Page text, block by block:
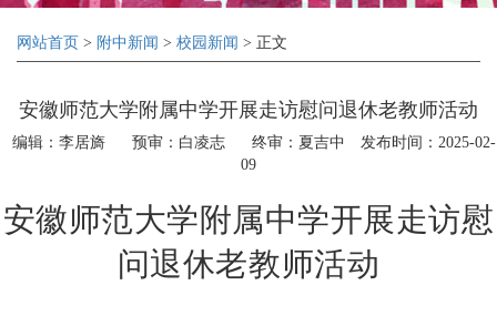
网站首页 > 附中新闻 > 校园新闻 > 正文
安徽师范大学附属中学开展走访慰问退休老教师活动
编辑：李居旖 预审：白凌志 终审：夏吉中
发布时间：2025-02-
09
安徽师范大学附属中学开展走访慰
问退休老教师活动